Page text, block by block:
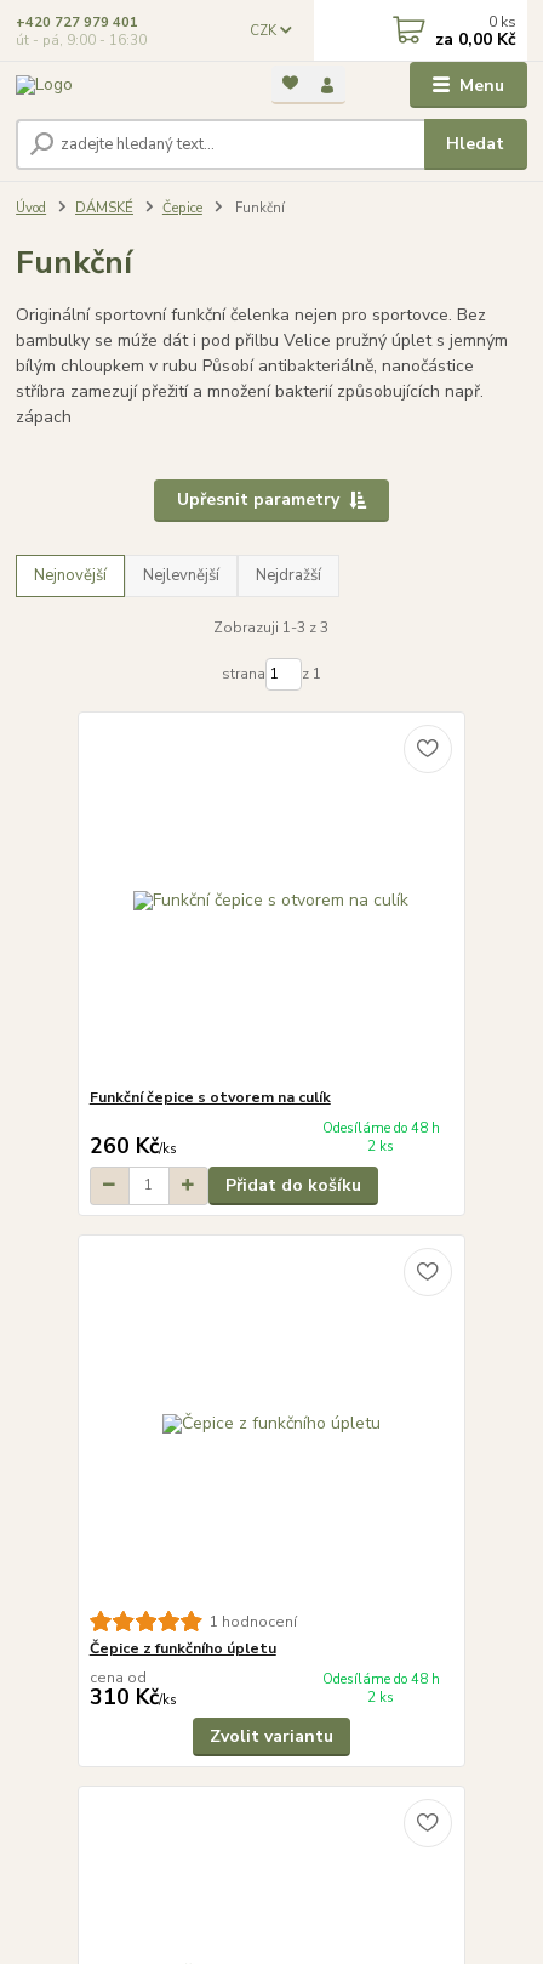
Menu
CZK
Hledat
+420 727 979 401
út - pá, 9:00 - 16:30
0 ks
za 0,00 Kč
Úvod DÁMSKÉ Čepice Funkční
Funkční
Originální sportovní funkční čelenka nejen pro sportovce. Bez
bambulky se múže dát i pod přilbu Velice pružný úplet s jemným
bílým chloupkem v rubu Působí antibakteriálně, nanočástice
stříbra zamezují přežití a množení bakterií způsobujících např.
zápach
Upřesnit parametry
Nejnovější Nejlevnější Nejdražší
Zobrazuji 1-3 z 3
strana z 1
Funkční čepice s otvorem na culík
260 Kč/ks
Odesíláme do 48 h
2 ks
Přidat do košíku
1 hodnocení
Čepice z funkčního úpletu
cena od
310 Kč/ks
Odesíláme do 48 h
2 ks
Zvolit variantu